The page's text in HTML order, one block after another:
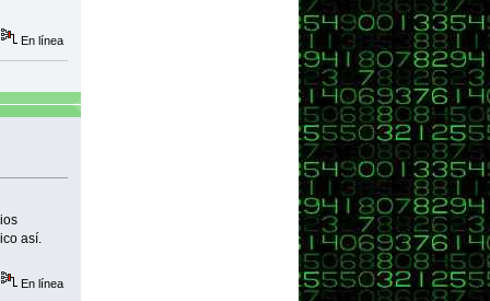
En línea
así.
En línea